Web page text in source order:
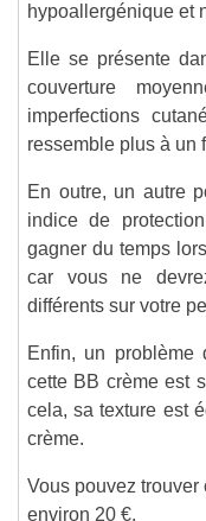
hypoallergénique et
Elle se présente
couverture
imperfections
ressemble plus à un
En outre, un autre
indice de
gagner du temps
car vous ne
différents sur votre
Enfin, un problème
cette BB crème est
cela, sa texture est
crème.
Vous pouvez trouver
environ 20 €.